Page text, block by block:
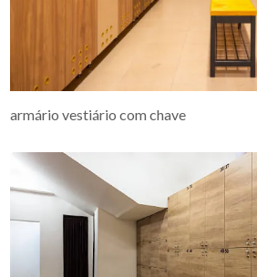
armário vestiário com chave